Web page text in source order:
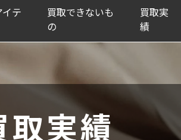
イテ
買取できないも
の
買取実
績